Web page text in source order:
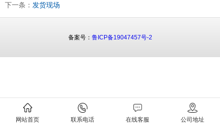
下一条： 发货现场
网站首页 联系电话 在线客服 公司地址
备案号： 鲁ICP备19047457号-2